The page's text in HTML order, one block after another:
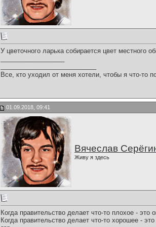
У цветочного ларька собирается цвет местного
Все, кто уходил от меня хотели, чтобы я что-то
01.09.2018, 09:41
Вячеслав
Живу я здесь
Когда правительство делает что-то плохое -
Когда правительство делает что-то хорошее -